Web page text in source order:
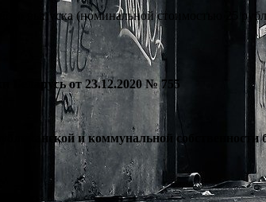
выпуска (номинальной стоимостью 25
Беларусь от 23.12.2020 № 755
и коммунальной